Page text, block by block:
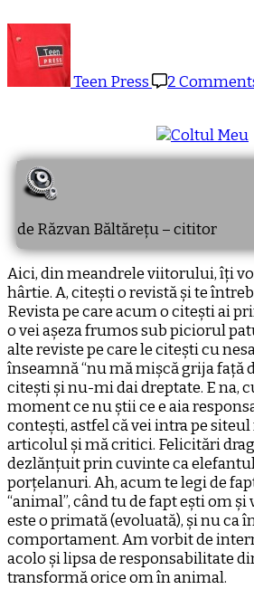
Teen Press 2
de Răzvan Băltărețu – cititor
Aici, din meandrele viitorului, îți
hârtie. A, citești o revistă și te
Revista pe care acum o citești ai
o vei așeza frumos sub piciorul
alte reviste pe care le citești cu
înseamnă “nu mă mișcă grija față
citești și nu-mi dai dreptate. E na,
moment ce nu știi ce e aia
contești, astfel că vei intra pe
articolul și mă critici. Felicitări
dezlănțuit prin cuvinte ca
porțelanuri. Ah, acum te legi de
“animal”, când tu de fapt ești om
este o primată (evoluată), și nu ca
comportament. Am vorbit de
acolo și lipsa de responsabilitate
transformă orice om în animal.